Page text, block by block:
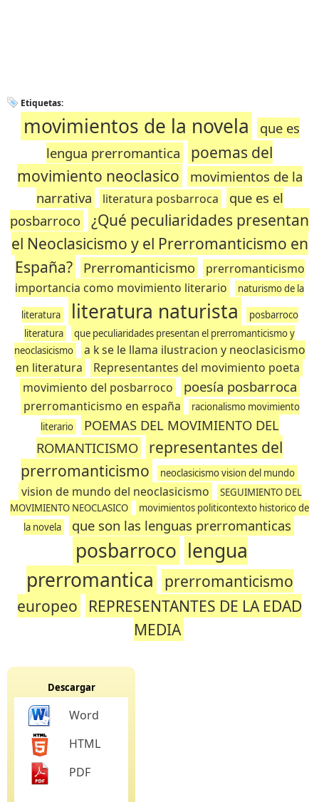
Etiquetas:
movimientos de la novela
que es
lengua prerromantica
poemas del
movimiento neoclasico
movimientos de la
narrativa
literatura posbarroca
que es el
posbarroco ¿Qué peculiaridades presentan
el Neoclasicismo y el Prerromanticismo en
España?
Prerromanticismo
prerromanticismo
importancia como movimiento literario
naturismo de la
literatura literatura naturista
posbarroco
literatura
que peculiaridades presentan el prerromanticismo y
neoclasicismo
a k se le llama ilustracion y neoclasicismo
en literatura
Representantes del movimiento poeta
movimiento del posbarroco
poesía posbarroca
prerromanticismo en españa
racionalismo movimiento
literario
POEMAS DEL MOVIMIENTO DEL
ROMANTICISMO
representantes del
prerromanticismo
neoclasicismo vision del mundo
vision de mundo del neoclasicismo
SEGUIMIENTO DEL
MOVIMIENTO NEOCLASICO
movimientos politicontexto historico de
la novela
que son las lenguas prerromanticas
posbarroco lengua
prerromantica
prerromanticismo
europeo
REPRESENTANTES DE LA EDAD
MEDIA
Descargar
Word
HTML
PDF